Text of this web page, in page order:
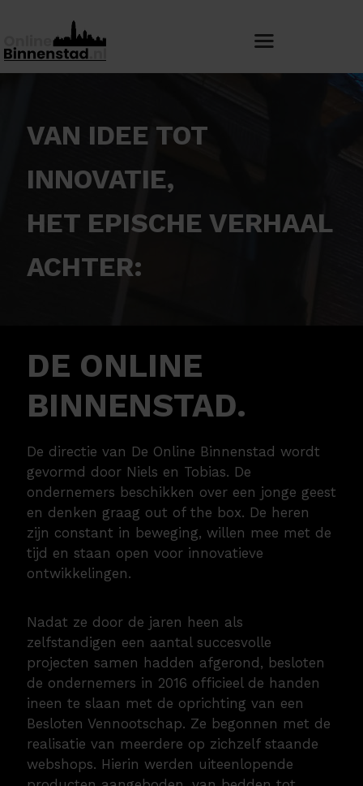
VAN IDEE TOT
INNOVATIE,
HET EPISCHE VERHAAL
ACHTER:
DE ONLINE
BINNENSTAD.
De directie van De Online Binnenstad wordt
gevormd door Niels en Tobias. De
ondernemers beschikken over een jonge geest
en denken graag out of the box. De heren
zijn constant in beweging, willen mee met de
tijd en staan open voor innovatieve
ontwikkelingen.
Nadat ze door de jaren heen als
zelfstandigen een aantal succesvolle
projecten samen hadden afgerond, besloten
de ondernemers in 2016 officieel de handen
ineen te slaan met de oprichting van een
Besloten Vennootschap. Ze begonnen met de
realisatie van meerdere op zichzelf staande
webshops. Hierin werden uiteenlopende